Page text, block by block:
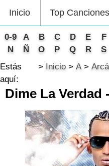
Inicio Top Canciones
0-9 A B C D E F
N
Ñ O P Q R S
Estás
aquí:
Inicio A
Dime La Verdad